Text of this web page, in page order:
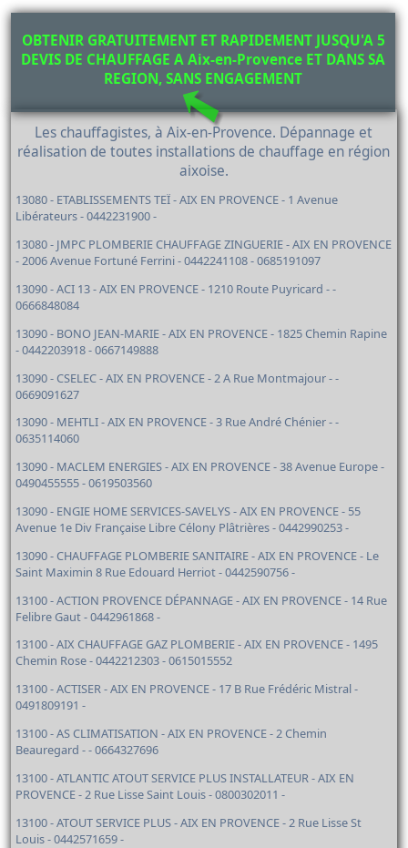
OBTENIR GRATUITEMENT ET RAPIDEMENT JUSQU'A 5
DEVIS DE CHAUFFAGE A Aix-en-Provence ET DANS SA
REGION, SANS ENGAGEMENT
Les chauffagistes, à Aix-en-Provence. Dépannage et
réalisation de toutes installations de chauffage en région
aixoise.
13080 - ETABLISSEMENTS TEÏ - AIX EN PROVENCE - 1 Avenue
Libérateurs - 0442231900 -
13080 - JMPC PLOMBERIE CHAUFFAGE ZINGUERIE - AIX EN PROVENCE
- 2006 Avenue Fortuné Ferrini - 0442241108 - 0685191097
13090 - ACI 13 - AIX EN PROVENCE - 1210 Route Puyricard - -
0666848084
13090 - BONO JEAN-MARIE - AIX EN PROVENCE - 1825 Chemin Rapine
- 0442203918 - 0667149888
13090 - CSELEC - AIX EN PROVENCE - 2 A Rue Montmajour - -
0669091627
13090 - MEHTLI - AIX EN PROVENCE - 3 Rue André Chénier - -
0635114060
13090 - MACLEM ENERGIES - AIX EN PROVENCE - 38 Avenue Europe -
0490455555 - 0619503560
13090 - ENGIE HOME SERVICES-SAVELYS - AIX EN PROVENCE - 55
Avenue 1e Div Française Libre Célony Plâtrières - 0442990253 -
13090 - CHAUFFAGE PLOMBERIE SANITAIRE - AIX EN PROVENCE - Le
Saint Maximin 8 Rue Edouard Herriot - 0442590756 -
13100 - ACTION PROVENCE DÉPANNAGE - AIX EN PROVENCE - 14 Rue
Felibre Gaut - 0442961868 -
13100 - AIX CHAUFFAGE GAZ PLOMBERIE - AIX EN PROVENCE - 1495
Chemin Rose - 0442212303 - 0615015552
13100 - ACTISER - AIX EN PROVENCE - 17 B Rue Frédéric Mistral -
0491809191 -
13100 - AS CLIMATISATION - AIX EN PROVENCE - 2 Chemin
Beauregard - - 0664327696
13100 - ATLANTIC ATOUT SERVICE PLUS INSTALLATEUR - AIX EN
PROVENCE - 2 Rue Lisse Saint Louis - 0800302011 -
13100 - ATOUT SERVICE PLUS - AIX EN PROVENCE - 2 Rue Lisse St
Louis - 0442571659 -